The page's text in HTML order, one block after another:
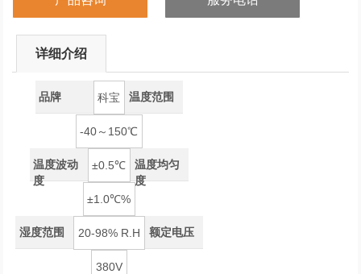
详细介绍
品牌 科宝 温度范围
-40～150℃
温度波动
度
±0.5℃
温度均匀
度
±1.0℃%
湿度范围 20-98% R.H 额定电压
380V